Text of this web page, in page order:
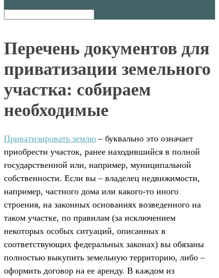
Перечень документов для
приватизации земельного
участка: собираем
необходимые
Приватизировать землю – буквально это означает
приобрести участок, ранее находившийся в полной
государственной или, например, муниципальной
собственности. Если вы – владелец недвижимости,
например, частного дома или какого-то иного
строения, на законных основаниях возведенного на
таком участке, по правилам (за исключением
некоторых особых ситуаций, описанных в
соответствующих федеральных законах) вы обязаны
полностью выкупить земельную территорию, либо –
оформить договор на ее аренду. В каждом из